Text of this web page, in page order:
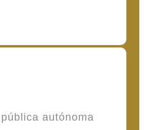
autónoma